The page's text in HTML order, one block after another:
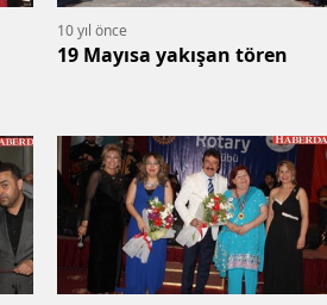
10 yıl önce
19 Mayısa yakışan tören